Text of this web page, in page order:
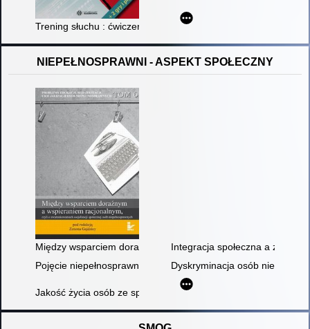
Trening słuchu : ćwiczenia rozwijające percepcję słuchową u
NIEPEŁNOSPRAWNI - ASPEKT SPOŁECZNY
Między wsparciem doraźnym a wspieraniem racjonalnym,
Integracja społeczna a
Pojęcie niepełnosprawności. Dyskryminacja i stygmatyzacja
Dyskryminacja osób
Jakość życia osób ze specjalnymi potrzebami